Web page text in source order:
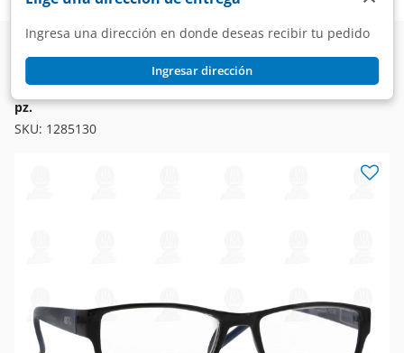
Ingresa una dirección en donde deseas recibir tu pedido
Ingresar dirección
Farmacia Visual Óptica
Lentes SPL para Lectura Grad. +3.00 Color Azul C/Estuche, 1
pz.
SKU: 1285130